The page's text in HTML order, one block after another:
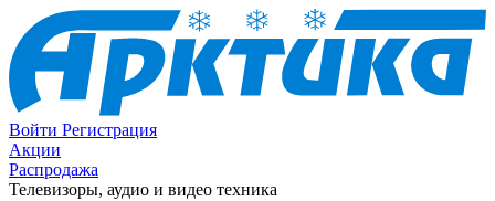
Войти Регистрация
Акции
Распродажа
Телевизоры, аудио и видео техника